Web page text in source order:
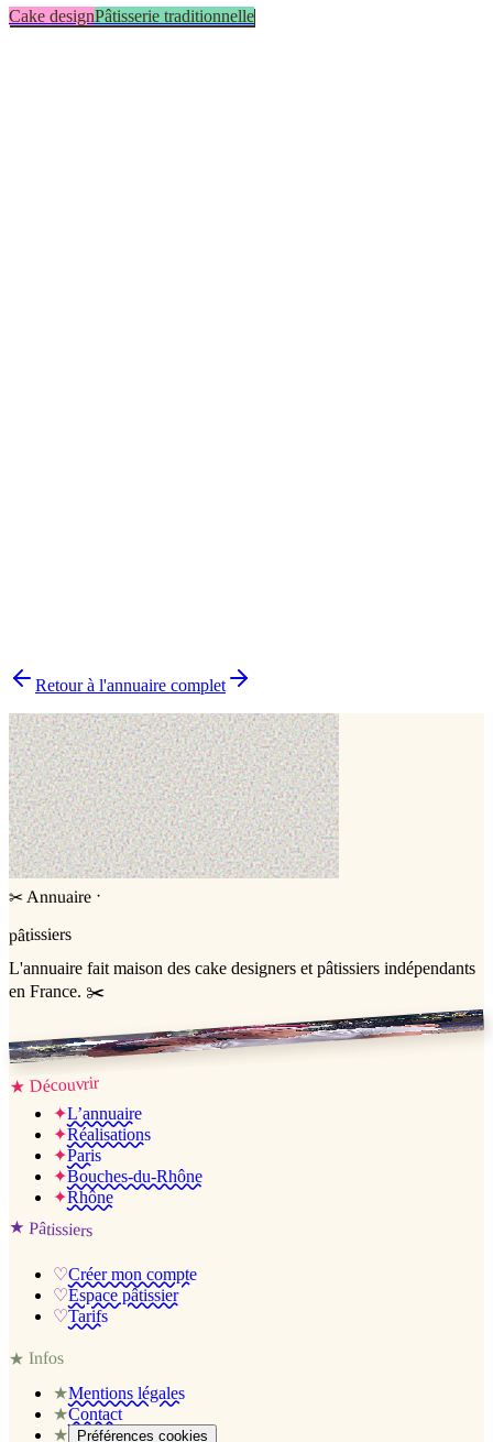
Cake designPâtisserie traditionnelle
Pourquoi choisir un pâtissier indépendant ?
Retour à l'annuaire complet
✂ Annuaire ·
pâtissiers
L'annuaire fait maison des cake designers et pâtissiers indépendants
en France. ✂️
Jessica & Jérémy ♡
★ Découvrir
✦L’annuaire
✦Réalisations
✦Paris
✦Bouches-du-Rhône
✦Rhône
★ Pâtissiers
♡Créer mon compte
♡Espace pâtissier
♡Tarifs
★Infos
★Mentions légales
★Contact
★
Préférences cookies